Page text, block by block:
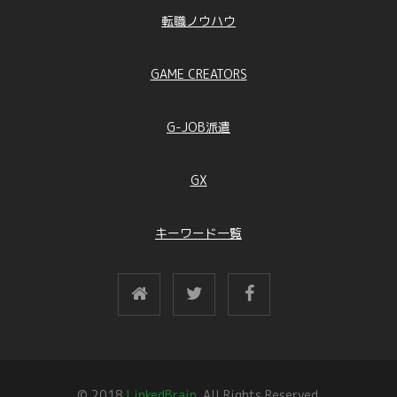
転職ノウハウ
GAME CREATORS
G-JOB派遣
GX
キーワード一覧